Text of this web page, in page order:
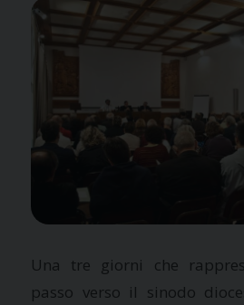
Una tre giorni che
passo verso il sinodo